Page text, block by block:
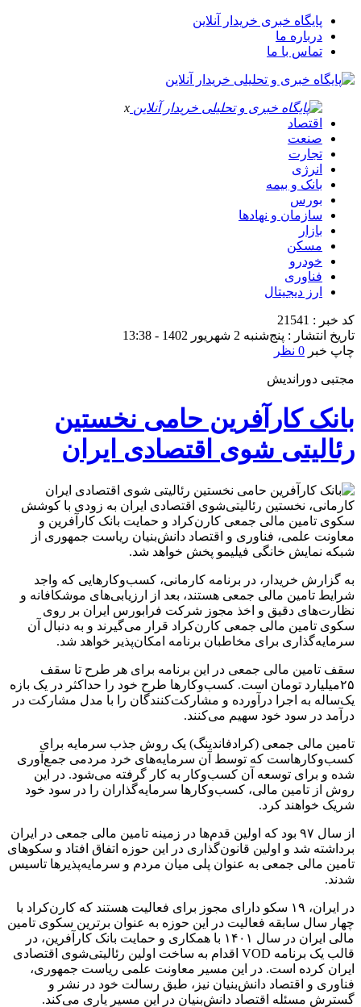
پایگاه خبری خریدار آنلاین
درباره ما
تماس با ما
x
اقتصاد
صنعت
تجارت
انرژی
بانک و بیمه
بورس
سازمان و نهادها
بازار
مسکن
خودرو
فناوری
ارز دیجیتال
کد خبر : 21541
تاریخ انتشار : پنج‌شنبه 2 شهریور 1402 - 13:38
چاپ خبر 0 نظر
مجتبی دوراندیش
بانک کارآفرین حامی نخستین
رئالیتی شوی اقتصادی ایران
کارمانی، نخستین رئالیتی‌شوی اقتصادی ایران به زودی با کوشش
سکوی تامین مالی جمعی کارن‌کراد و حمایت بانک کارآفرین و
معاونت علمی، فناوری و اقتصاد دانش‌بنیان ریاست جمهوری ​​از
شبکه نمایش خانگی فیلیمو پخش خواهد شد.
به گزارش خریدار، در برنامه کارمانی، کسب‌وکارهایی که واجد
شرایط تامین مالی جمعی هستند، بعد از ارزیابی‌های موشکافانه و
نظارت‌های دقیق و اخذ مجوز شرکت فرابورس ایران بر روی
سکوی تامین مالی جمعی کارن‌کراد قرار می‌گیرند و به دنبال آن
سرمایه‌گذاری برای مخاطبان برنامه امکان‌پذیر خواهد شد.
سقف تامین مالی جمعی در این برنامه برای هر طرح تا سقف
۲۵میلیارد تومان است. کسب‌وکارها طرح خود را حداکثر در یک بازه
یک‌ساله به اجرا درآورده و مشارکت‌کنندگان را با مدل مشارکت در
درآمد در سود خود سهیم می‌کنند.
تامین مالی جمعی (کرادفاندینگ) یک روش جذب سرمایه برای
کسب‌وکارهاست که توسط آن سرمایه‌های خرد مردمی جمع‌آوری
شده و برای توسعه آن کسب‌و‌کار به کار گرفته می‌شود. در این
روش از تامین مالی، کسب‌وکارها سرمایه‌گذاران را در سود خود
شریک خواهند کرد.
از سال ۹۷ بود که اولین قدم‌ها در زمینه تامین مالی جمعی در ایران
برداشته شد و اولین قانون‌گذاری در این حوزه اتفاق افتاد و سکوهای
تامین مالی جمعی به عنوان پلی میان مردم و سرمایه‌پذیرها تاسیس
شدند.
در ایران، ۱۹ سکو دارای مجوز برای فعالیت هستند که کارن‌کراد با
چهار سال سابقه فعالیت در این حوزه به عنوان برترین سکوی تامین
مالی ایران در سال ۱۴۰۱ با همکاری و حمایت بانک کارآفرین، در
قالب یک برنامه VOD اقدام به ساخت اولین رئالیتی‌شوی اقتصادی
ایران کرده است. در این مسیر معاونت علمی ریاست جمهوری،
فناوری و اقتصاد دانش‌بنیان نیز، طبق رسالت خود در نشر و
گسترش مسئله اقتصاد دانش‌بنیان در این مسیر یاری می‌کند.